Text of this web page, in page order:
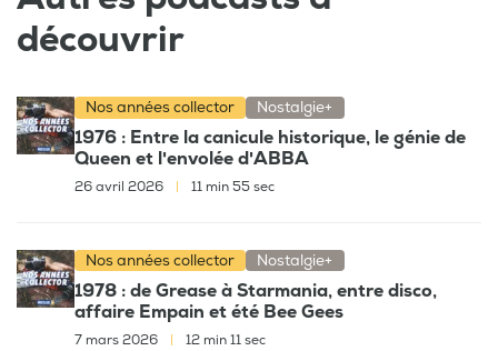
découvrir
Nos années collector Nostalgie+
1976 : Entre la canicule historique, le génie de
Queen et l'envolée d'ABBA
26 avril 2026 11 min 55 sec
Nos années collector Nostalgie+
1978 : de Grease à Starmania, entre disco,
affaire Empain et été Bee Gees
7 mars 2026 12 min 11 sec